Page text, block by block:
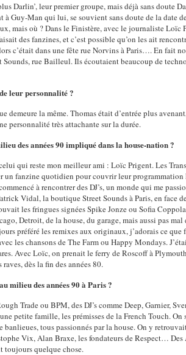
Darlin’, leur premier groupe, mais déjà sans doute
à Guy-Man qui lui, se souvient sans doute de la date
mais où ? Dans le Finistère, avec le journaliste Loïc
des fanzines, et c’est possible qu’on les ait
c’était dans une fête rue Norvins à Paris…. En fait
rue Bailleul. Ils écoutaient beaucoup de
leur personnalité ?
demeure la même. Thomas était d’entrée plus
personnalité très attachante sur la durée.
des années 90 impliqué dans la house-nation ?
qui reste mon meilleur ami : Loïc Prigent. Les
un fanzine quotidien pour couvrir leur programmation
à rencontrer des DJ’s, un monde qui me
Vidal, la boutique Street Sounds à Paris, en face
les fringues signées Spike Jonze ou Sofia
Detroit, de la house, du garage, mais aussi pas mal
préféré les remixes aux originaux, j’adorais ce que
les chansons de The Farm ou Happy Mondays.
Avec Loïc, on prenait le ferry de Roscoff à
dès la fin des années 80.
milieu des années 90 à Paris ?
Trade ou BPM, des DJ’s comme Deep, Garnier,
petite famille, les prémisses de la French Touch. On
banlieues, tous passionnés par la house. On y
Vix, Alan Braxe, les fondateurs de Respect…
toujours quelque chose.